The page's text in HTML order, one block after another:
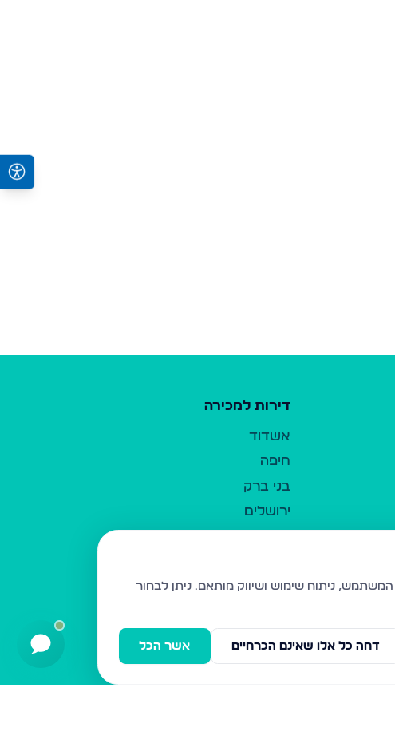
דירות למכירה
אשדוד
חיפה
בני ברק
ירושלים
בית שמש
ביתר עילית
ניתן לבחור
אשר הכל דחה כל אלו שאינם הכרחיים